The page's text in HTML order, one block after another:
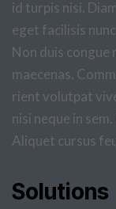
id turpis nisi.
eget facilisis
Non duis congue
maecenas.
rient volutpat
nisi neque in
Aliquet cursus
Solutions